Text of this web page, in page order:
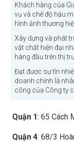
Khách hàng của
vụ và chế độ hậu
hình ảnh thương
Xây dựng và phát
vật chất hiện đại
hàng đầu trên thị
Đạt được sự tín
doanh chính là
công của Công ty
Quận 1: 65 Cách
Quận 4: 68/3